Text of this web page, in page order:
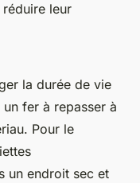
leur
la durée de vie
fer à repasser à
Pour le
un endroit sec et